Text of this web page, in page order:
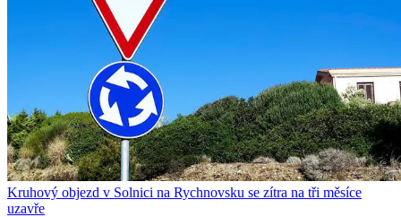
Kruhový objezd v Solnici na Rychnovsku se zítra na tři měsíce
uzavře